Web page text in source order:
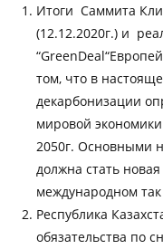
Итоги Саммита
(12.12.2020г.) и
том, что в
декарбонизации
мировой
2050г. Основными
должна стать
международном
Республика
обязательства по